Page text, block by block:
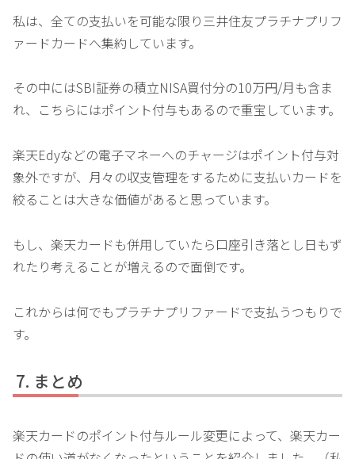
私は、全ての支払いを可能な限り三井住友プラチナプリフ
ァードカードへ集約しています。
その中にはSBI証券の積立NISA買付分の10万円/月も含ま
れ、こちらにはポイント付与もあるので重宝しています。
楽天Edyなどの電子マネーへのチャージはポイント付与対
象外ですが、月々の収支管理をするために支払いカードを
絞ることは大きな価値があると思っています。
もし、楽天カードも併用していたら口座引き落とし日もず
れたり考えることが増えるので面倒です。
これからは何でもプラチナプリファードで支払うつもりで
す。
まとめ
楽天カードのポイント付与ルール変更によって、楽天カー